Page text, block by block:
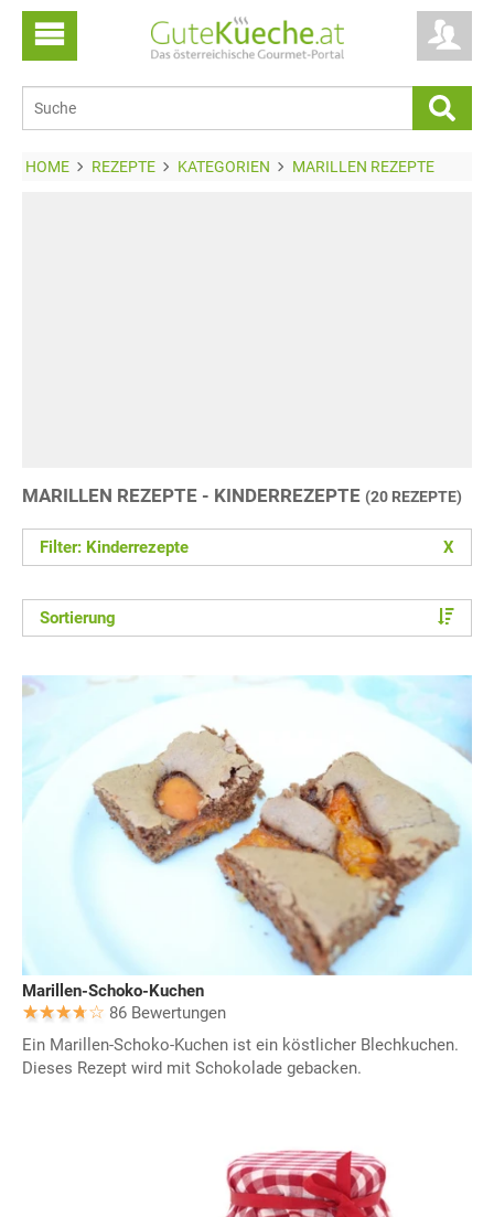
HOME REZEPTE KATEGORIEN MARILLEN REZEPTE
MARILLEN REZEPTE - KINDERREZEPTE (20 REZEPTE)
Filter: Kinderrezepte X
Sortierung
Marillen-Schoko-Kuchen
86 Bewertungen
Ein Marillen-Schoko-Kuchen ist ein köstlicher Blechkuchen.
Dieses Rezept wird mit Schokolade gebacken.